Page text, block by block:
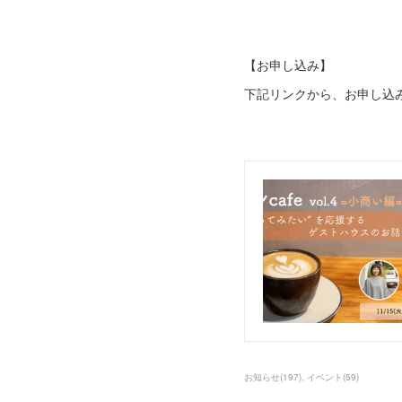
【お申し込み】
下記リンクから、お申し込
お知らせ(197) イベント (59)